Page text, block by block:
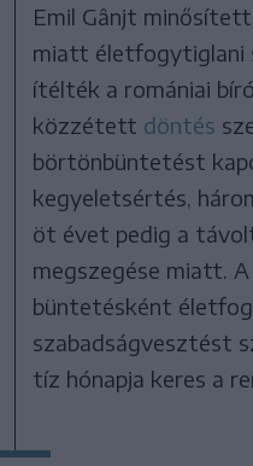
Emil Gânjt
miatt életfogytiglani
ítélték a romániai
közzétett döntés
börtönbüntetést
kegyeletsértés,
öt évet pedig a
megszegése miatt.
büntetésként
szabadságvesztést
tíz hónapja keres a